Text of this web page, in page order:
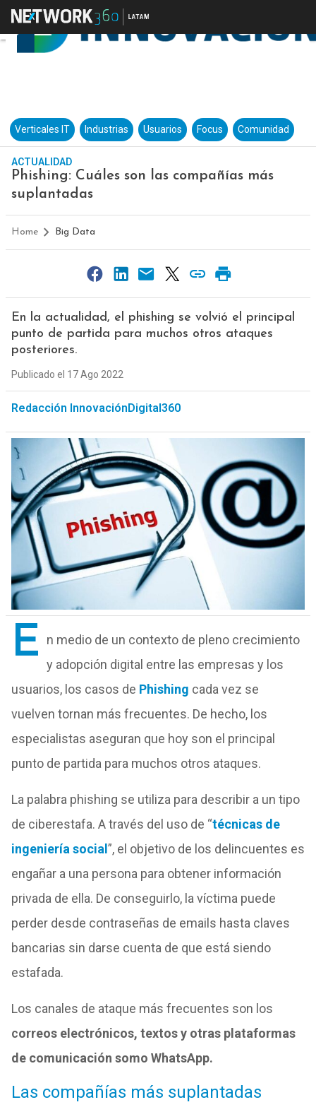
Verticales IT Industrias Usuarios Focus Comunidad
ACTUALIDAD
Phishing: Cuáles son las compañías más
suplantadas
Home Big Data
En la actualidad, el phishing se volvió el principal
punto de partida para muchos otros ataques
posteriores.
Publicado el 17 Ago 2022
Redacción InnovaciónDigital360
E
n medio de un contexto de pleno crecimiento
y adopción digital entre las empresas y los
usuarios, los casos de Phishing cada vez se
vuelven tornan más frecuentes. De hecho, los
especialistas aseguran que hoy son el principal
punto de partida para muchos otros ataques.
La palabra phishing se utiliza para describir a un tipo
de ciberestafa. A través del uso de “técnicas de
ingeniería social ”, el objetivo de los delincuentes es
engañar a una persona para obtener información
privada de ella. De conseguirlo, la víctima puede
perder desde contraseñas de emails hasta claves
bancarias sin darse cuenta de que está siendo
estafada.
Los canales de ataque más frecuentes son los
correos electrónicos, textos y otras plataformas
de comunicación somo WhatsApp.
Las compañías más suplantadas